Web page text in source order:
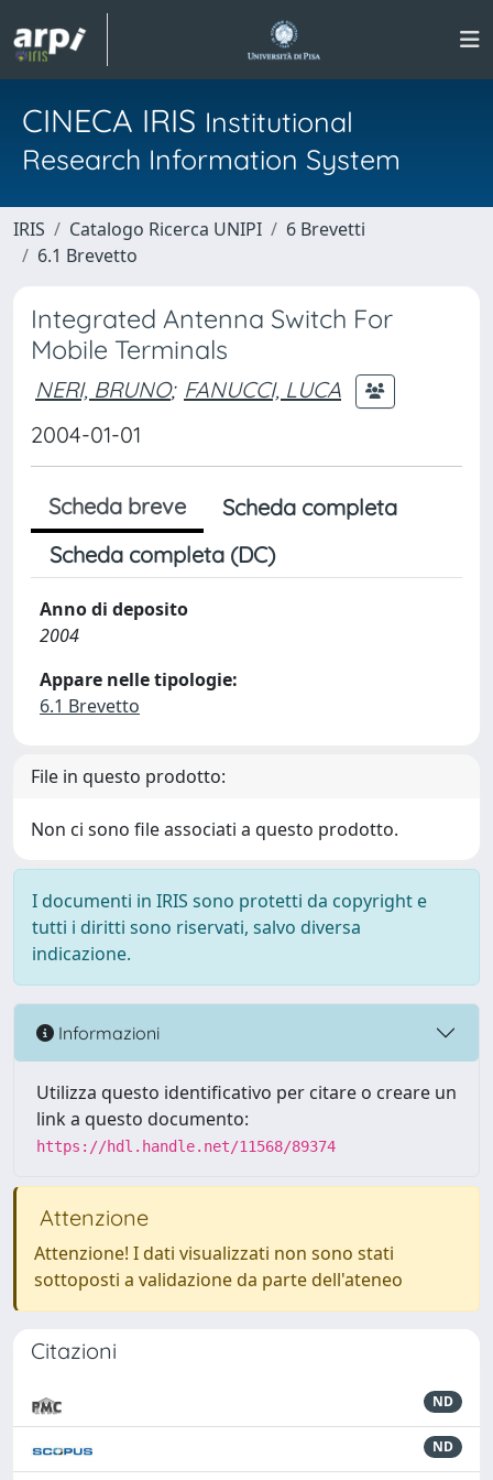
CINECA IRIS Institutional
Research Information System
IRIS Catalogo Ricerca UNIPI
6 Brevetti
6.1 Brevetto
Integrated Antenna Switch For
Mobile Terminals
NERI, BRUNO; FANUCCI, LUCA
2004-01-01
Scheda breve
Scheda completa
Scheda completa (DC)
Anno di deposito
2004
Appare nelle tipologie:
6.1 Brevetto
File in questo prodotto:
Non ci sono file associati a questo prodotto.
I documenti in IRIS sono protetti da copyright e
tutti i diritti sono riservati, salvo diversa
indicazione.
Informazioni
Utilizza questo identificativo per citare o creare un
link a questo documento:
https://hdl.handle.net/11568/89374
Attenzione
Attenzione! I dati visualizzati non sono stati
sottoposti a validazione da parte dell'ateneo
Citazioni
ND
ND